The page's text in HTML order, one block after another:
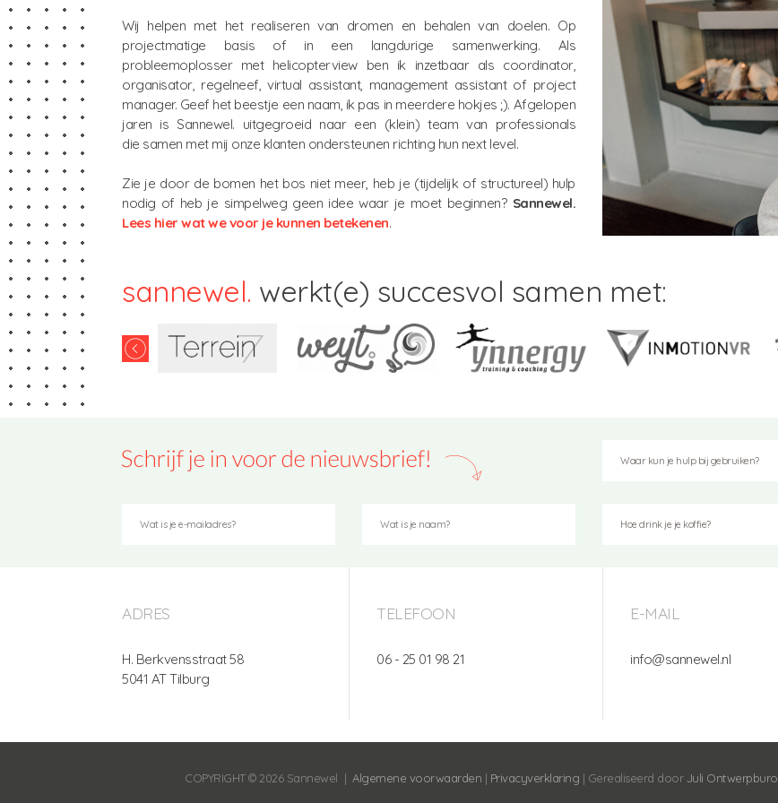
Wij helpen met het realiseren van dromen en behalen van doelen. Op
projectmatige basis of in een langdurige samenwerking. Als
probleemoplosser met helicopterview ben ik inzetbaar als coordinator,
organisator, regelneef, virtual assistant, management assistant of project
manager. Geef het beestje een naam, ik pas in meerdere hokjes ;). Afgelopen
jaren is Sannewel. uitgegroeid naar een (klein) team van professionals
die samen met mij onze klanten ondersteunen richting hun next level.
Zie je door de bomen het bos niet meer, heb je (tijdelijk of structureel) hulp
nodig of heb je simpelweg geen idee waar je moet beginnen? Sannewel.
Lees hier wat we voor je kunnen betekenen.
sannewel. werkt(e) succesvol samen met:
ADRES
H. Berkvensstraat 58
5041 AT Tilburg
TELEFOON
06 - 25 01 98 21
E-MAIL
info@sannewel.nl
COPYRIGHT © 2026 Sannewel | Algemene voorwaarden | Privacyverklaring | Gerealiseerd doorJuli Ontwerpburo